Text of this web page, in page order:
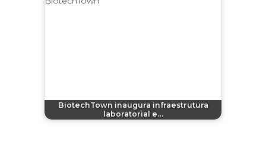
BiotechTown inaugura infraestrutura
laboratorial e…